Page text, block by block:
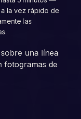
la vez rápido de
las